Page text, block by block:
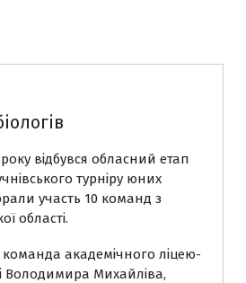
відбувся обласний етап
турніру юних
участь 10 команд з
області.
академічного ліцею-
Володимира Михайліва,